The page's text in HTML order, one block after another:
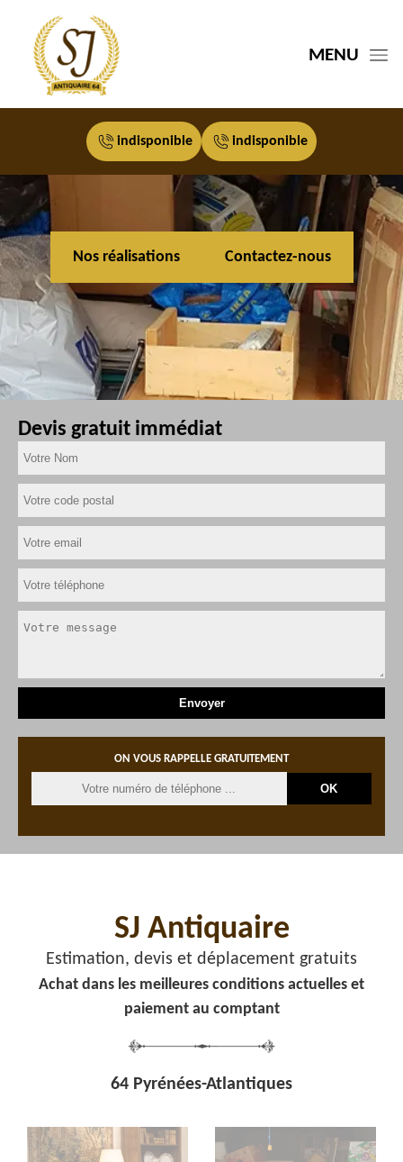
MENU
indisponible indisponible
Nos réalisations Contactez-nous
Devis gratuit immédiat
ON VOUS RAPPELLE GRATUITEMENT
SJ Antiquaire
Estimation, devis et déplacement gratuits
Achat dans les meilleures conditions actuelles et
paiement au comptant
64 Pyrénées-Atlantiques